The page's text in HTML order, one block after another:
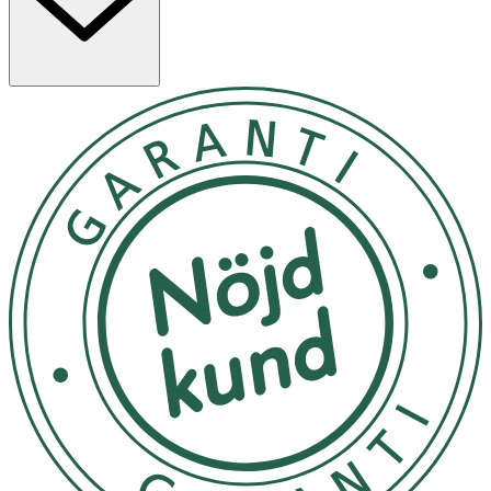
Firming Spheres för att strama upp - Anti-Aging Massage
Technology för att och motverka fina linjer
områden av din hud: - Fina linjer - Skin Toning - Skin Glow
Läs säkerhetsinformationen före första användningen.
Ladda ner GESKE Beauty App för video guidad träning
och få tillgång till fler sessioner på di Börja med lägsta
intensitet och öka sakta efter behov. Denna produkt är
inte avsedd att behandla medicinska hudåkommor eller
sjukdomar. Om du har medicinska hudåkommor eller
sjukdomar, kontakta din hudläkare innan du använder
denna produkt. Använd inte produkten på irriterad eller
skadad hud eller öppna sår (efter någon form av skada),
bakteriella eller virusinfektioner i huden (både i
behandlingsområdet och på andra ställen) Använd inte
produkten om den är 1. ovanligt varm, 2. mekaniskt
skadad eller deformerad, 3. missfärgad. Om smärta
och/eller obehag uppstår under användning, avbryt